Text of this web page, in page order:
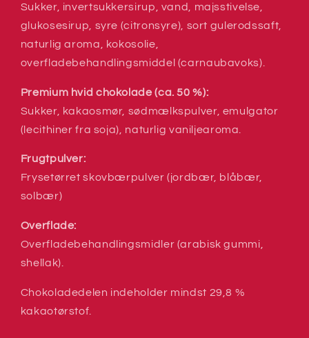
Sukker, invertsukkersirup, vand, majsstivelse,
glukosesirup, syre (citronsyre), sort gulerodssaft,
naturlig aroma, kokosolie,
overfladebehandlingsmiddel (carnaubavoks).
Premium hvid chokolade (ca. 50 %):
Sukker, kakaosmør, sødmælkspulver, emulgator
(lecithiner fra soja), naturlig vaniljearoma.
Frugtpulver:
Frysetørret skovbærpulver (jordbær, blåbær,
solbær)
Overflade:
Overfladebehandlingsmidler (arabisk gummi,
shellak).
Chokoladedelen indeholder mindst 29,8 %
kakaotørstof.